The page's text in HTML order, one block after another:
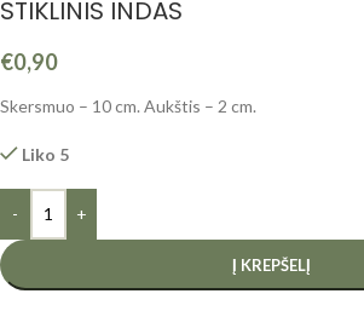
STIKLINIS INDAS
€0,90
Skersmuo – 10 cm. Aukštis – 2 cm.
Liko 5
- +
Į KREPŠELĮ